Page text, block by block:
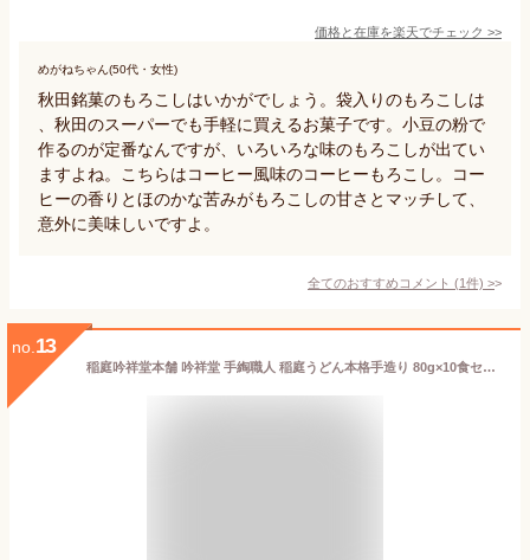
価格と在庫を楽天でチェック >>
めがねちゃん(50代・女性)
秋田銘菓のもろこしはいかがでしょう。袋入りのもろこしは
、秋田のスーパーでも手軽に買えるお菓子です。小豆の粉で
作るのが定番なんですが、いろいろな味のもろこしが出てい
ますよね。こちらはコーヒー風味のコーヒーもろこし。コー
ヒーの香りとほのかな苦みがもろこしの甘さとマッチして、
意外に美味しいですよ。
全てのおすすめコメント (1件) >
no. 13
稲庭吟祥堂本舗 吟祥堂 手綯職人 稲庭うどん本格手造り 80g×10食セット 秋田 人気 土産 国内産小麦粉使用 うどん